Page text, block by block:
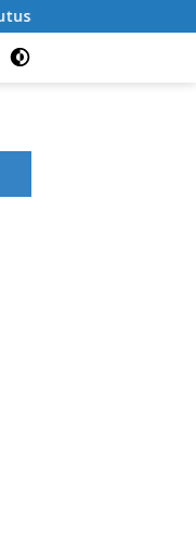
di Lapas Bangli, Musisi